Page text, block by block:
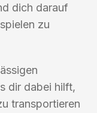
dich darauf
zu
dir dabei hilft,
transportieren